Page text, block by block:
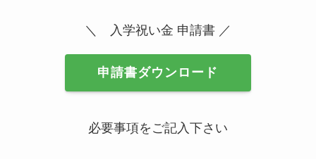
＼ 入学祝い金 申請書 ／
申請書ダウンロード
必要事項をご記入下さい